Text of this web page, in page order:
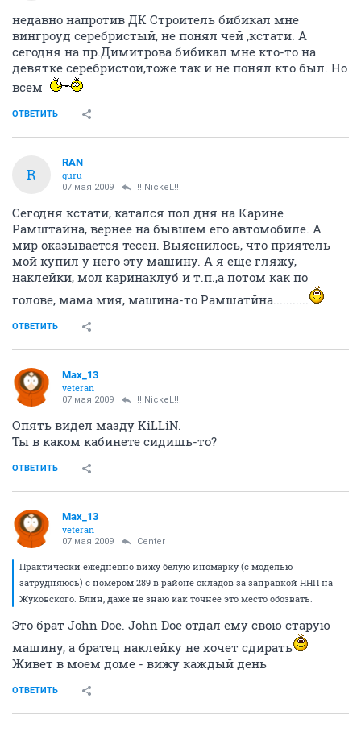
недавно напротив ДК Строитель бибикал мне
вингроуд серебристый, не понял чей ,кстати. А
сегодня на пр.Димитрова бибикал мне кто-то на
девятке серебристой,тоже так и не понял кто был. Но
всем
ОТВЕТИТЬ
R
RAN
guru
07 мая 2009 !!!NickeL!!!
Сегодня кстати, катался пол дня на Карине
Рамштайна, вернее на бывшем его автомобиле. А
мир оказывается тесен. Выяснилось, что приятель
мой купил у него эту машину. А я еще гляжу,
наклейки, мол каринаклуб и т.п.,а потом как по
голове, мама мия, машина-то Рамшатйна...........
ОТВЕТИТЬ
Max_13
veteran
07 мая 2009 !!!NickeL!!!
Опять видел мазду KiLLiN.
Ты в каком кабинете сидишь-то?
ОТВЕТИТЬ
Max_13
veteran
07 мая 2009 Center
Практически ежедневно вижу белую иномарку (с моделью
затрудняюсь) с номером 289 в районе складов за заправкой ННП на
Жуковского. Блин, даже не знаю как точнее это место обозвать.
Это брат John Doe. John Doe отдал ему свою старую
машину, а братец наклейку не хочет сдирать
Живет в моем доме - вижу каждый день
ОТВЕТИТЬ